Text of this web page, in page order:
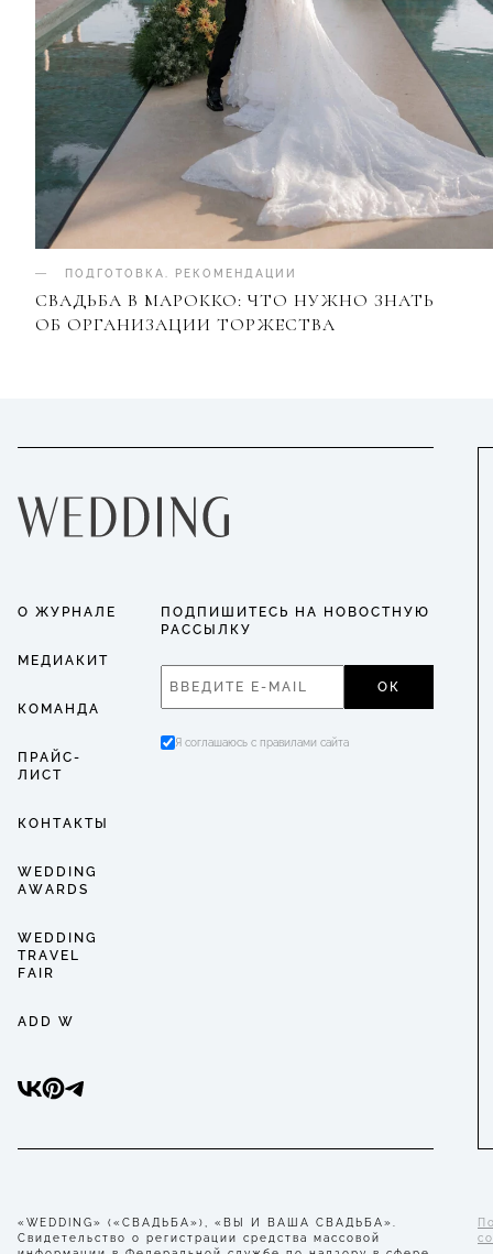
ПОДГОТОВКА РЕКОМЕНДАЦИИ
СВАДЬБА В МАРОККО: ЧТО НУЖНО ЗНАТЬ
ОБ ОРГАНИЗАЦИИ ТОРЖЕСТВА
О ЖУРНАЛЕ
МЕДИАКИТ
КОМАНДА
ПРАЙС-
ЛИСТ
КОНТАКТЫ
WEDDING
AWARDS
WEDDING
TRAVEL
FAIR
ADD W
ПОДПИШИТЕСЬ НА НОВОСТНУЮ
РАССЫЛКУ
ОК
Я соглашаюсь с правилами сайта
«WEDDING» («СВАДЬБА»), «ВЫ И ВАША СВАДЬБА».
Свидетельство о регистрации средства массовой